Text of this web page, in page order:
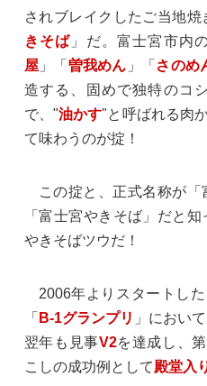
されブレイクしたご当地焼
きそば 」だ。富士宮市内の
屋 」「 曽我めん 」「 さのめ
造する、固めで独特のコ
で、"油かす"と呼ばれる肉
て味わうのが掟！
この掟と、正式名称が「
「富士宮やきそば」だと
やきそばツウだ！
2006年よりスタートし
「 B-1グランプリ 」におい
翌年も見事V2を達成し、
こしの成功例として殿堂入